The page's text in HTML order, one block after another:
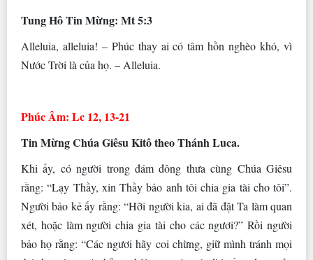
Tung Hô Tin Mừng: Mt 5:3
Alleluia, alleluia! – Phúc thay ai có tâm hồn nghèo khó, vì
Nước Trời là của họ. – Alleluia.
Phúc Âm: Lc 12, 13-21
Tin Mừng Chúa Giêsu Kitô theo Thánh Luca.
Khi ấy, có người trong đám đông thưa cùng Chúa Giêsu
rằng: “Lạy Thầy, xin Thầy bảo anh tôi chia gia tài cho tôi”.
Người bảo kẻ ấy rằng: “Hỡi người kia, ai đã đặt Ta làm quan
xét, hoặc làm người chia gia tài cho các ngươi?” Rồi người
bảo họ rằng: “Các ngươi hãy coi chừng, giữ mình tránh mọi